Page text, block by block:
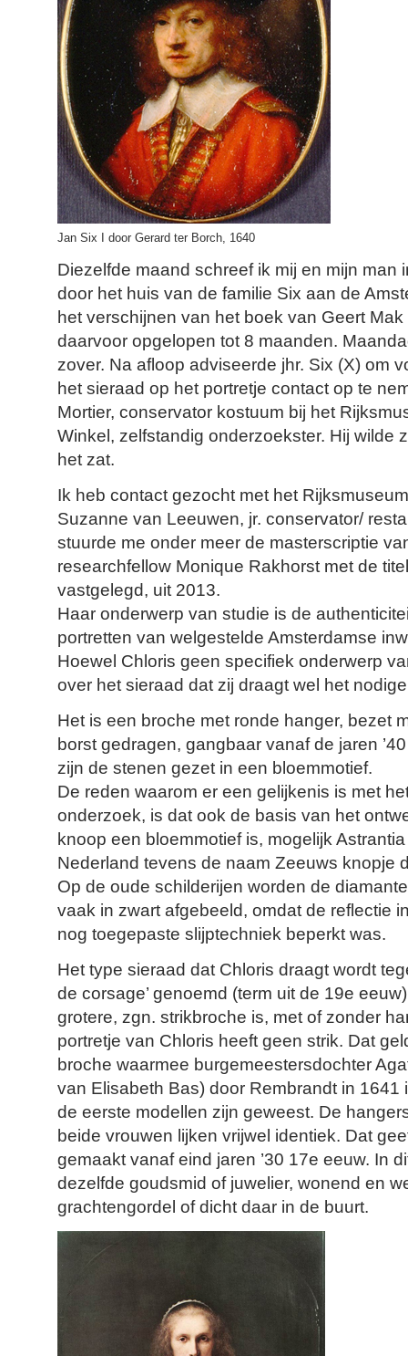
Jan Six I door Gerard ter Borch, 1640
Diezelfde maand schreef ik mij en mijn man
door het huis van de familie Six aan de
het verschijnen van het boek van Geert
daarvoor opgelopen tot 8 maanden.
zover. Na afloop adviseerde jhr. Six (X) om
het sieraad op het portretje contact op te
Mortier, conservator kostuum bij het
Winkel, zelfstandig onderzoekster. Hij wilde
het zat.
Ik heb contact gezocht met het
Suzanne van Leeuwen, jr. conservator/
stuurde me onder meer de masterscriptie
researchfellow Monique Rakhorst met de
vastgelegd, uit 2013.
Haar onderwerp van studie is de
portretten van welgestelde Amsterdamse
Hoewel Chloris geen specifiek onderwerp
over het sieraad dat zij draagt wel het
Het is een broche met ronde hanger, bezet
borst gedragen, gangbaar vanaf de jaren
zijn de stenen gezet in een bloemmotief.
De reden waarom er een gelijkenis is met
onderzoek, is dat ook de basis van het
knoop een bloemmotief is, mogelijk
Nederland tevens de naam Zeeuws knopje
Op de oude schilderijen worden de
vaak in zwart afgebeeld, omdat de reflectie
nog toegepaste slijptechniek beperkt was.
Het type sieraad dat Chloris draagt wordt
de corsage’ genoemd (term uit de 19e
grotere, zgn. strikbroche is, met of zonder
portretje van Chloris heeft geen strik. Dat
broche waarmee burgemeestersdochter
van Elisabeth Bas) door Rembrandt in 1641
de eerste modellen zijn geweest. De
beide vrouwen lijken vrijwel identiek. Dat
gemaakt vanaf eind jaren ’30 17e eeuw. In
dezelfde goudsmid of juwelier, wonend en
grachtengordel of dicht daar in de buurt.